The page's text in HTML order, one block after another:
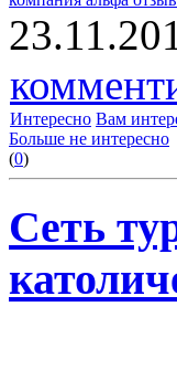
Интересно Вам
Больше не интересно
(0)
Сеть